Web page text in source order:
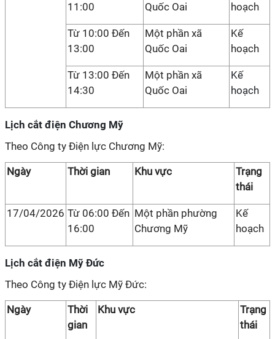
11:00
Quốc Oai
hoạch
Từ 10:00 Đến
13:00
Một phần xã
Quốc Oai
Kế
hoạch
Từ 13:00 Đến
14:30
Một phần xã
Quốc Oai
Kế
hoạch
Lịch cắt điện Chương Mỹ
Theo Công ty Điện lực Chương Mỹ:
Ngày Thời gian Khu vực
Trạng
thái
17/04/2026 Từ 06:00 Đến
16:00
Một phần phường
Chương Mỹ
Kế
hoạch
Lịch cắt điện Mỹ Đức
Theo Công ty Điện lực Mỹ Đức:
Ngày
Thời
gian
Khu vực
Trạng
thái